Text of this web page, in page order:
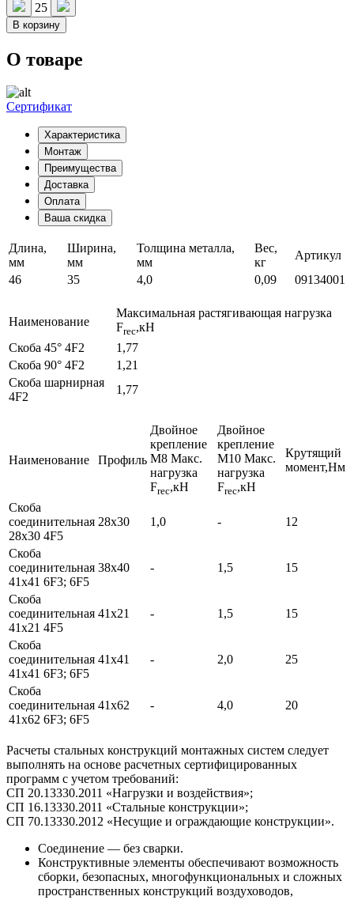
25
В корзину
О товаре
Сертификат
Характеристика
Монтаж
Преимущества
Доставка
Оплата
Ваша скидка
Длина,
мм
Ширина,
мм
Толщина металла,
мм
Вес,
кг
Артикул
46
35 4,0 0,09 09134001
Наименование
Максимальная растягивающая нагрузка
Frec,кН
Скоба 45° 4F2
1,77
Скоба 90° 4F2
1,21
Скоба шарнирная
4F2
1,77
Наименование Профиль
Двойное
крепление
М8 Макс.
нагрузка
Frec,кН
Двойное
крепление
М10 Макс.
нагрузка
Frec,кН
Крутящий
момент,Нм
Скоба
соединительная
28x30 4F5
28х30 1,0 - 12
Скоба
соединительная
41x41 6F3; 6F5
38х40 - 1,5 15
Скоба
соединительная
41x21 4F5
41х21 - 1,5 15
Скоба
соединительная
41x41 6F3; 6F5
41х41 - 2,0 25
Скоба
соединительная
41x62 6F3; 6F5
41х62 - 4,0 20
Расчеты стальных конструкций монтажных систем следует
выполнять на основе расчетных сертифицированных
программ с учетом требований:
СП 20.13330.2011 «Нагрузки и воздействия»;
СП 16.13330.2011 «Стальные конструкции»;
СП 70.13330.2012 «Несущие и ограждающие конструкции».
Соединение — без сварки.
Конструктивные элементы обеспечивают возможность
сборки, безопасных, многофункциональных и сложных
пространственных конструкций воздуховодов,